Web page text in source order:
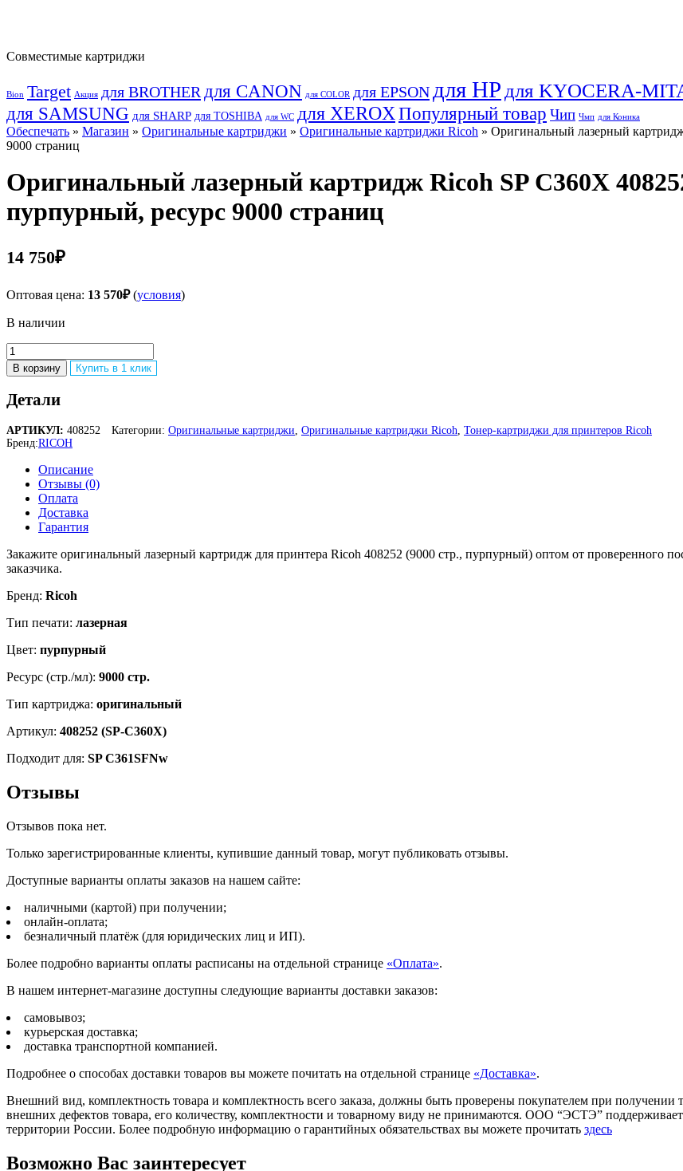
Совместимые картриджи
Bion Target Акция для BROTHER для CANON для COLOR для EPSON для HP для KYOCERA-
для SAMSUNG для SHARP для TOSHIBA для WC для XEROX Популярный товар Чип Чмп для Коника
Обеспечать » Магазин » Оригинальные картриджи » Оригинальные картриджи Ricoh » Оригинальный лазерный
9000 страниц
Оригинальный лазерный картридж Ricoh SP C360X
пурпурный, ресурс 9000 страниц
14 750₽
Оптовая цена: 13 570₽(условия)
В наличии
Количество
товара
Оригинальный
лазерный
картридж
SP
C360X
408252
SPC361SFNw,
пурпурный,
ресурс
9000
страниц
В корзину Купить в 1 клик
Детали
АРТИКУЛ: 408252 Категории: Оригинальные картриджи Оригинальные картриджи Ricoh Тонер-картриджи для принтеров Ricoh
Бренд:RICOH
Описание
Отзывы (0)
Оплата
Доставка
Гарантия
Закажите оригинальный лазерный картридж для принтера Ricoh 408252 (9000 стр., пурпурный) оптом от проверенного
заказчика.
Бренд: Ricoh
Тип печати: лазерная
Цвет: пурпурный
Ресурс (стр./мл): 9000 стр.
Тип картриджа: оригинальный
Артикул: 408252 (SP-C360X)
Подходит для: SP C361SFNw
Отзывы
Отзывов пока нет.
Только зарегистрированные клиенты, купившие данный товар, могут публиковать отзывы.
Доступные варианты оплаты заказов на нашем сайте:
наличными (картой) при получении;
онлайн-оплата;
безналичный платёж (для юридических лиц и ИП).
Более подробно варианты оплаты расписаны на отдельной странице «Оплата».
В нашем интернет-магазине доступны следующие варианты доставки заказов:
самовывоз;
курьерская доставка;
доставка транспортной компанией.
Подробнее о способах доставки товаров вы можете почитать на отдельной странице «Доставка».
Внешний вид, комплектность товара и комплектность всего заказа, должны быть проверены покупателем при получении
внешних дефектов товара, его количеству, комплектности и товарному виду не принимаются. ООО “ЭСТЭ”
территории России. Более подробную информацию о гарантийных обязательствах вы можете прочитать здесь
Возможно Вас заинтересует